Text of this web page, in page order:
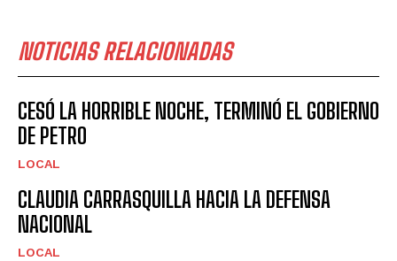
NOTICIAS RELACIONADAS
CESÓ LA HORRIBLE NOCHE, TERMINÓ EL GOBIERNO
DE PETRO
LOCAL
CLAUDIA CARRASQUILLA HACIA LA DEFENSA
NACIONAL
LOCAL